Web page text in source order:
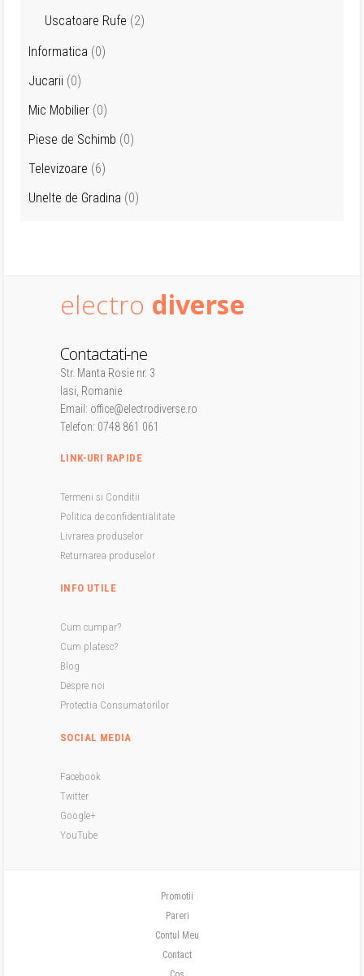
Uscatoare Rufe (2)
Informatica (0)
Jucarii (0)
Mic Mobilier (0)
Piese de Schimb (0)
Televizoare (6)
Unelte de Gradina (0)
electro diverse
Contactati-ne
Str. Manta Rosie nr. 3
Iasi, Romanie
Email: office@electrodiverse.ro
Telefon: 0748 861 061
LINK-URI RAPIDE
Termeni si Conditii
Politica de confidentialitate
Livrarea produselor
Returnarea produselor
INFO UTILE
Cum cumpar?
Cum platesc?
Blog
Despre noi
Protectia Consumatorilor
SOCIAL MEDIA
Facebook
Twitter
Google+
YouTube
Promotii
Pareri
Contul Meu
Contact